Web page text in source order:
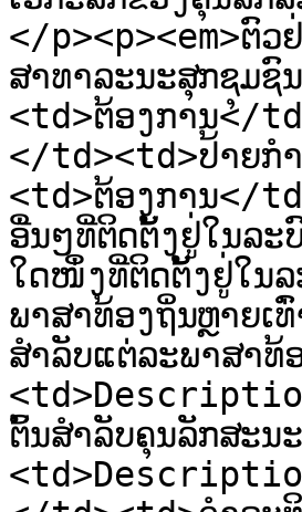
</p><p><em>ຕົ
ສາທາລະນະສຸກຊຸມ
<td>ຕ້ອງການ
</td><td>ປ້າຍກ
<td>ຕ້ອງການ</
ອື່ນໆທີ່ຕິດຕັ້ງຢູ່ໃນລ
ໃດໜຶ່ງທີ່ຕິດຕັ້ງຢູ່ໃນ
ພາສາທ້ອງຖິ່ນຫຼາຍເ
ສໍາລັບແຕ່ລະພາສ
ຕົ້ນສໍາລັບຄຸນລັກສ